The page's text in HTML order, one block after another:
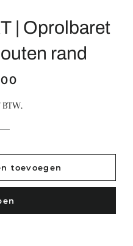
| Oprolbaret
rand
toevoegen